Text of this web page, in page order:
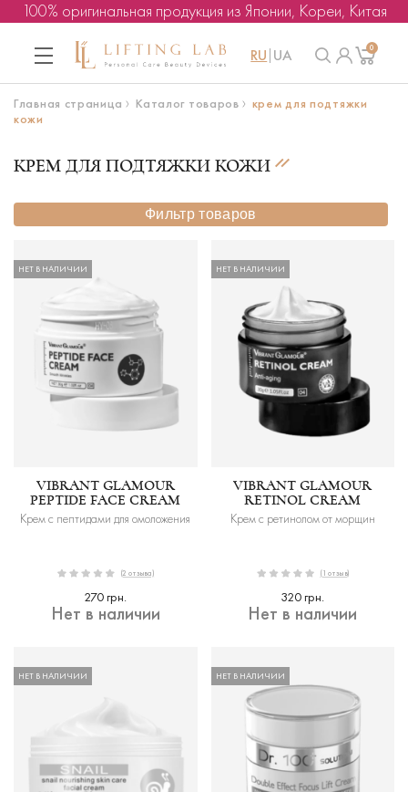
100% оригинальная продукция из Японии, Кореи, Китая
RU UA 0
Главная страница Каталог товаров
крем для подтяжки
кожи
КРЕМ ДЛЯ ПОДТЯЖКИ КОЖИ
Фильтр товаров
НЕТ В НАЛИЧИИ
VIBRANT GLAMOUR
PEPTIDE FACE CREAM
Крем с пептидами для омоложения
(2 отзыва)
270 грн.
Нет в наличии
НЕТ В НАЛИЧИИ
VIBRANT GLAMOUR
RETINOL CREAM
Крем с ретинолом от морщин
(1 отзыв)
320 грн.
Нет в наличии
НЕТ В НАЛИЧИИ НЕТ В НАЛИЧИИ